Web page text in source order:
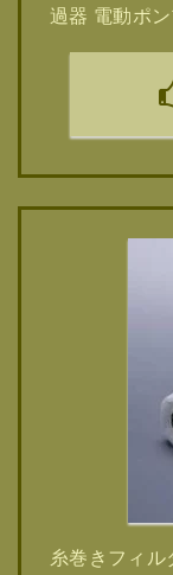
過器 電動ポ
糸巻きフィル